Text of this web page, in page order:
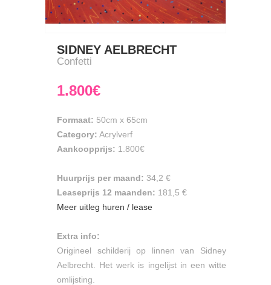
SIDNEY AELBRECHT
Confetti
1.800€
Formaat: 50cm x 65cm
Category: Acrylverf
Aankoopprijs: 1.800€
Huurprijs per maand: 34,2 €
Leaseprijs 12 maanden: 181,5 €
Meer uitleg huren / lease
Extra info:
Origineel schilderij op linnen van Sidney
Aelbrecht. Het werk is ingelijst in een witte
omlijsting.